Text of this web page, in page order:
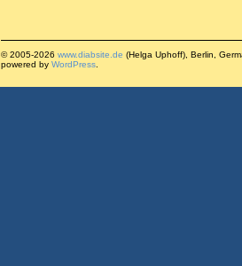
© 2005-2026 www.diabsite.de (Helga Uphoff), Berlin,
powered by WordPress.